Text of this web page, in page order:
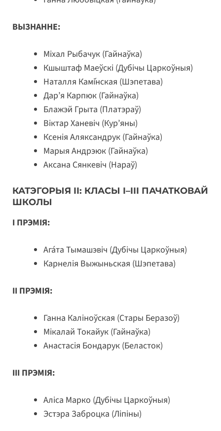
ВЫЗНАННЕ:
Міхал Рыбачук (Гайнаўка)
Кшыштаф Маеўскі (Дубічы Царкоўныя)
Наталля Камі́нская (Шэпетава)
Дар’я Карпюк (Гайнаўка)
Блажэй Грыта (Платэраў)
Віктар Ханевіч (Кур’яны)
Ксенія Аляксандрук (Гайнаўка)
Марыя Андрэюк (Гайнаўка)
Аксанa Сянкевіч (Нараў)
КАТЭГОРЫЯ II: КЛАСЫ I–III ПАЧАТКОВАЙ
ШКОЛЫ
I ПРЭМІЯ:
Ага́та Тымашэвіч (Дубічы Царкоўныя)
Карнелія Выжыньская (Шэпетава)
II ПРЭМІЯ:
Ганна Каліноўская (Стары Беразоў)
Мікалай Токайук (Гайнаўка)
Анастасія Бондарук (Беласток)
III ПРЭМІЯ:
Аліса Марко (Дубічы Царкоўныя)
Эстэра Заброцка (Ліпіны)